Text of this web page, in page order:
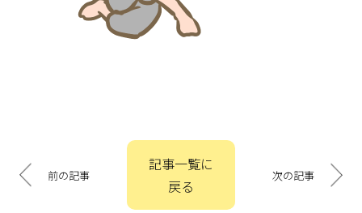
稿
ナ
前の記事
記事一覧に
戻る
次の記事